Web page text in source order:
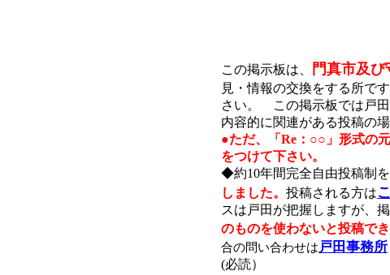
この掲示板は、 門真市及
見・情報の交換をする所で
さい。 この掲示板では戸田
内容的に関連がある投稿の
●ただ、「Re：○○」形式の
をつけて下さい。
◆約10年間完全自由投稿制を
しました。 投稿される方は
スは戸田が把握しますが、
のものを使わないと投稿でき
合の問い合わせは戸田事務所
(必読）